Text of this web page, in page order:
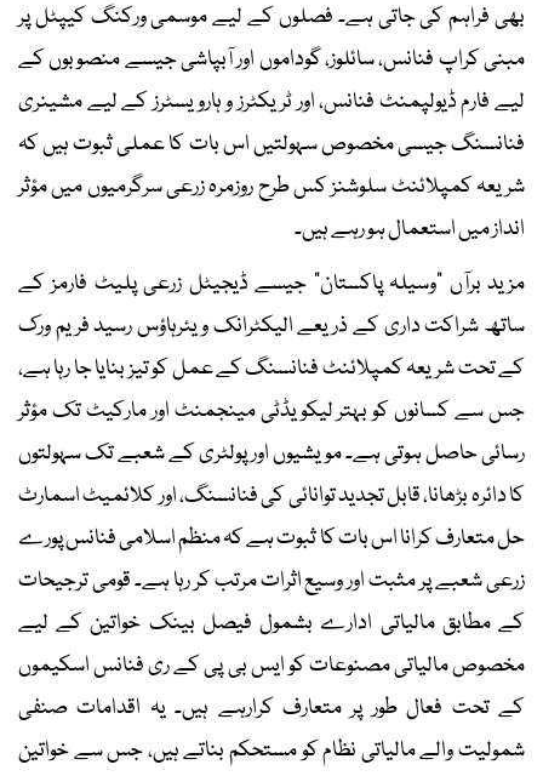
بھی فراہم کی جاتی ہے۔ فصلوں کے لیے موسمی ورکنگ کیپٹل پر
مبنی کراپ فنانس، سائلوز، گوداموں اور آبپاشی جیسے منصوبوں کے
لیے فارم ڈیولپمنٹ فنانس، اور ٹریکٹرز و ہارویسٹرز کے لیے مشینری
فنانسنگ جیسی مخصوص سہولتیں اس بات کا عملی ثبوت ہیں کہ
شریعہ کمپلائنٹ سلوشنز کس طرح روزمرہ زرعی سرگرمیوں میں مؤثر
انداز میں استعمال ہو رہے ہیں۔
مزید برآں ”وسیلہ پاکستان“ جیسے ڈیجیٹل زرعی پلیٹ فارمز کے
ساتھ شراکت داری کے ذریعے الیکٹرانک ویئرہاؤس رسید فریم ورک
کے تحت شریعہ کمپلائنٹ فنانسنگ کے عمل کو تیز بنایا جا رہا ہے،
جس سے کسانوں کو بہتر لیکویڈٹی مینجمنٹ اور مارکیٹ تک مؤثر
رسائی حاصل ہوتی ہے۔ مویشیوں اور پولٹری کے شعبے تک سہولتوں
کا دائرہ بڑھانا، قابل تجدید توانائی کی فنانسنگ، اور کلائمیٹ اسمارٹ
حل متعارف کرانا اس بات کا ثبوت ہے کہ منظم اسلامی فنانس پورے
زرعی شعبے پر مثبت اور وسیع اثرات مرتب کر رہا ہے۔ قومی ترجیحات
کے مطابق مالیاتی ادارے بشمول فیصل بینک خواتین کے لیے
مخصوص مالیاتی مصنوعات کو ایس بی پی کے ری فنانس اسکیموں
کے تحت فعال طور پر متعارف کرارہے ہیں۔ یہ اقدامات صنفی
شمولیت والے مالیاتی نظام کو مستحکم بناتے ہیں، جس سے خواتین